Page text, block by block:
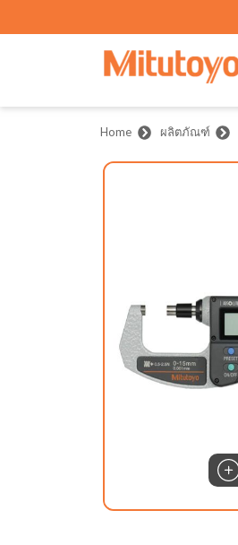
Home ผลิตภัณฑ์